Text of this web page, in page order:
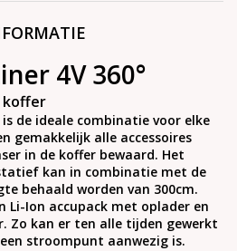
4V 360°
koffer
de ideale combinatie voor elke
gemakkelijk alle accessoires
in de koffer bewaard. Het
kan in combinatie met de
behaald worden van 300cm.
Li-Ion accupack met oplader en
Zo kan er ten alle tijden gewerkt
stroompunt aanwezig is.